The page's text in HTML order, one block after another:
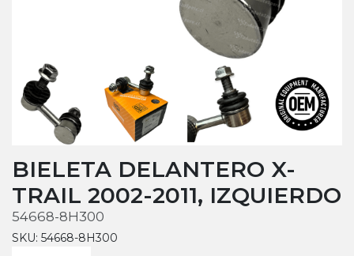
BIELETA DELANTERO X-
TRAIL 2002-2011, IZQUIERDO
54668-8H300
SKU: 54668-8H300